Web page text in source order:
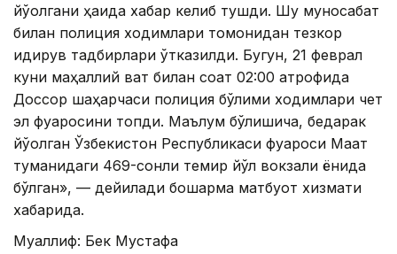
йўқолгани ҳақида хабар келиб тушди. Шу муносабат
билан полиция ходимлари томонидан тезкор
қидирув тадбирлари ўтказилди. Бугун, 21 феврал
куни маҳаллий вақт билан соат 02:00 атрофида
Доссор шаҳарчаси полиция бўлими ходимлари чет
эл фуқаросини топди. Маълум бўлишича, бедарак
йўқолган Ўзбекистон Республикаси фуқароси Мақат
туманидаги 469-сонли темир йўл вокзали ёнида
бўлган», — дейилади бошқарма матбуот хизмати
хабарида.
Муаллиф: Бек Мустафа